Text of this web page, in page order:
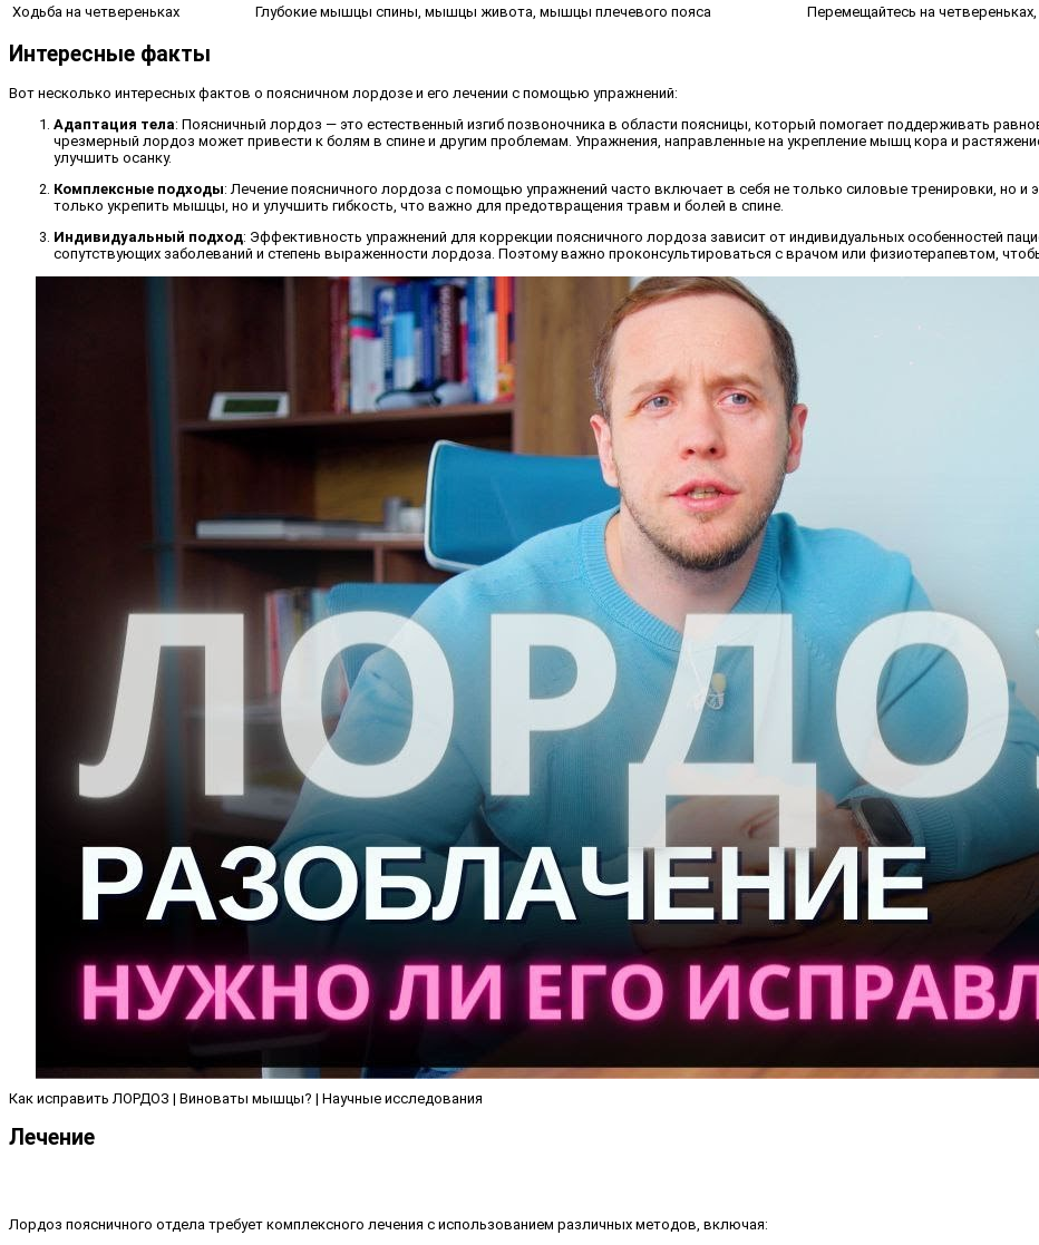
Ходьба на четвереньках
Глубокие мышцы спины, мышцы живота, мышцы плечевого пояса Перемещайтесь на
Интересные факты
Вот несколько интересных фактов о поясничном лордозе и его лечении с помощью упражнений:
Адаптация тела: Поясничный лордоз — это естественный изгиб позвоночника в области поясницы, который помогает поддерживать
чрезмерный лордоз может привести к болям в спине и другим проблемам. Упражнения, направленные на укрепление мышц кора и
улучшить осанку.
Комплексные подходы: Лечение поясничного лордоза с помощью упражнений часто включает в себя не только силовые тренировки, но
только укрепить мышцы, но и улучшить гибкость, что важно для предотвращения травм и болей в спине.
Индивидуальный подход: Эффективность упражнений для коррекции поясничного лордоза зависит от индивидуальных особенностей
сопутствующих заболеваний и степень выраженности лордоза. Поэтому важно проконсультироваться с врачом или физиотерапевтом,
Как исправить ЛОРДОЗ | Виноваты мышцы? | Научные исследования
Лечение
Лордоз поясничного отдела требует комплексного лечения с использованием различных методов, включая: